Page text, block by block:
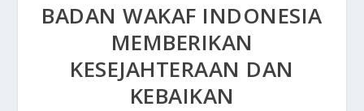
BADAN WAKAF INDONESIA
MEMBERIKAN
KESEJAHTERAAN DAN
KEBAIKAN